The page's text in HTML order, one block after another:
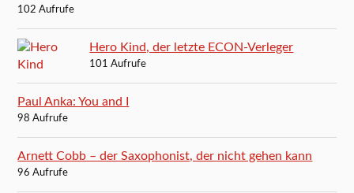
102 Aufrufe
Hero Kind, der letzte ECON-Verleger
101 Aufrufe
Paul Anka: You and I
98 Aufrufe
Arnett Cobb – der Saxophonist, der nicht gehen kann
96 Aufrufe